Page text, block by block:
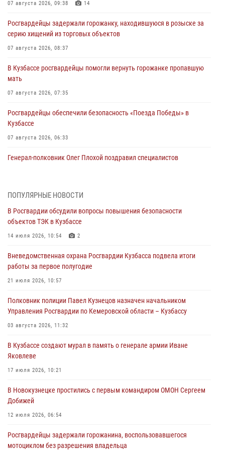
07 августа 2026, 09:38 14
Росгвардейцы задержали горожанку, находившуюся в розыске за
серию хищений из торговых объектов
07 августа 2026, 08:37
В Кузбассе росгвардейцы помогли вернуть горожанке пропавшую
мать
07 августа 2026, 07:35
Росгвардейцы обеспечили безопасность «Поезда Победы» в
Кузбассе
07 августа 2026, 06:33
Генерал-полковник Олег Плохой поздравил специалистов
07 августа 2026, 05:32
С 1 сентября 2026 года вступает в силу новый федеральный закон о
частной охранной деятельности
06 августа 2026, 10:19
Росгвардейцы задержали предполагаемого виновника причинения
ножевого ранения кемеровчанину
06 августа 2026, 09:18
Росгвардейцы задержали мужчину, повредившего имущество
горожанки
06 августа 2026, 08:17
Росгвардейцы пресекли противоправные действия и защитили
новокузнечанку от агрессивного знакомого
06 августа 2026, 07:16
ПОПУЛЯРНЫЕ НОВОСТИ
В Росгвардии обсудили вопросы повышения безопасности
объектов ТЭК в Кузбассе
14 июля 2026, 10:54 2
Вневедомственная охрана Росгвардии Кузбасса подвела итоги
работы за первое полугодие
21 июля 2026, 10:57
Полковник полиции Павел Кузнецов назначен начальником
Управления Росгвардии по Кемеровской области – Кузбассу
03 августа 2026, 11:32
В Кузбассе создают мурал в память о генерале армии Иване
Яковлеве
17 июля 2026, 10:21
В Новокузнецке простились с первым командиром ОМОН Сергеем
Добижей
12 июля 2026, 06:54
Росгвардейцы задержали горожанина, воспользовавшегося
мотоциклом без разрешения владельца